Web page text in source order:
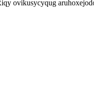
ovikusycyqug